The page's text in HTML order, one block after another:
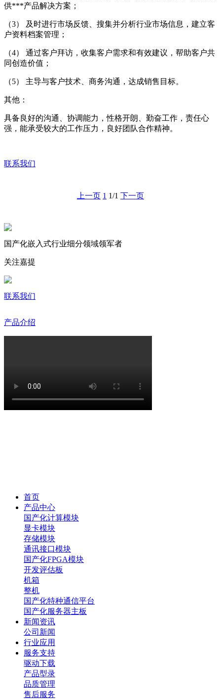
供***产品解决方案；
（3） 及时进行市场反馈、搜集并分析行业市场信息，建立客
户资料档案管理；
（4） 通过客户拜访，收集客户需求和有效建议，帮助客户共
同创造价值；
（5） 主导与客户技术、商务沟通，达成销售目标。
其他：
具备良好的沟通、协调能力，性格开朗、勤奋工作，责任心
强，能承受较大的工作压力，良好团队合作精神。
联系我们
上一页 1 1/1 下一页
国产化嵌入式行业细分领域领军者
关注嘉提
联系我们
产品介绍
首页
产品中心
国产化计算模块
显卡模块
存储模块
通讯接口模块
国产化FPGA模块
开发评估板
机箱
整机
国产化特种通信平台
国产化服务器主板
新闻资讯
公司新闻
行业应用
服务支持
驱动下载
产品型录
品质管理
售后服务